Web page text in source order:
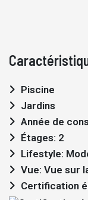
Piscine
Jardins
Année de
Étages: 2
Lifestyle:
Vue: Vue sur
Certification